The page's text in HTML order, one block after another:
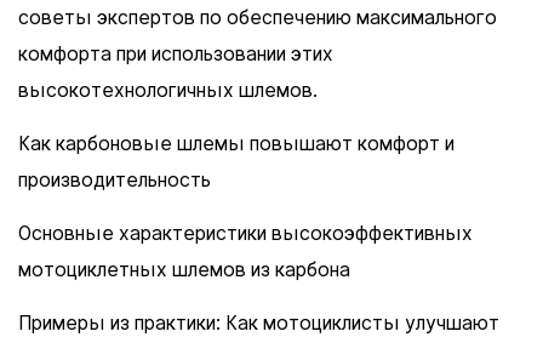
советы экспертов по обеспечению максимального
комфорта при использовании этих
высокотехнологичных шлемов.
Как карбоновые шлемы повышают комфорт и
производительность
Основные характеристики высокоэффективных
мотоциклетных шлемов из карбона
Примеры из практики: Как мотоциклисты улучшают